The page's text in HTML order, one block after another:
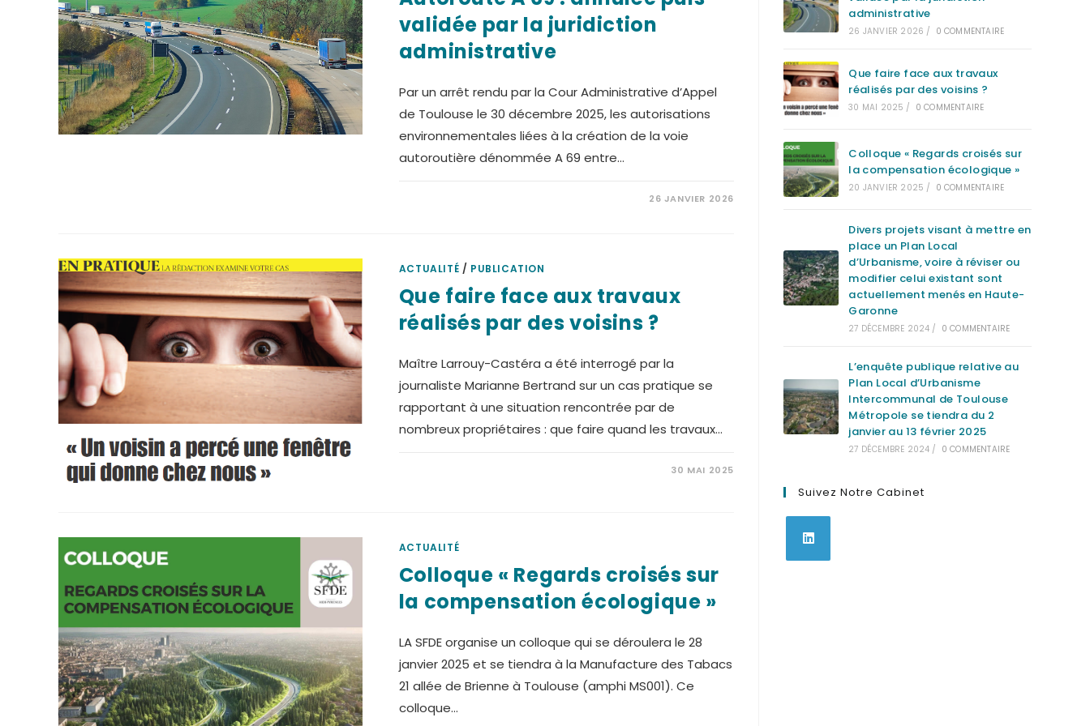
validée par la juridiction
administrative
Par un arrêt rendu par la Cour Administrative d’Appel
de Toulouse le 30 décembre 2025, les autorisations
environnementales liées à la création de la voie
autoroutière dénommée A 69 entre…
26 JANVIER 2026
ACTUALITÉ / PUBLICATION
Que faire face aux travaux
réalisés par des voisins ?
Maître Larrouy-Castéra a été interrogé par la
journaliste Marianne Bertrand sur un cas pratique se
rapportant à une situation rencontrée par de
nombreux propriétaires : que faire quand les travaux…
30 MAI 2025
ACTUALITÉ
Colloque « Regards croisés sur
la compensation écologique »
LA SFDE organise un colloque qui se déroulera le 28
janvier 2025 et se tiendra à la Manufacture des Tabacs
21 allée de Brienne à Toulouse (amphi MS001). Ce
colloque…
administrative
26 JANVIER 2026 / 0 COMMENTAIRE
Que faire face aux travaux
réalisés par des voisins ?
30 MAI 2025 / 0 COMMENTAIRE
Colloque « Regards croisés sur
la compensation écologique »
20 JANVIER 2025 / 0 COMMENTAIRE
Divers projets visant à mettre en
place un Plan Local
d’Urbanisme, voire à réviser ou
modifier celui existant sont
actuellement menés en Haute-
Garonne
27 DÉCEMBRE 2024 / 0 COMMENTAIRE
L’enquête publique relative au
Plan Local d’Urbanisme
Intercommunal de Toulouse
Métropole se tiendra du 2
janvier au 13 février 2025
27 DÉCEMBRE 2024 / 0 COMMENTAIRE
Suivez Notre Cabinet